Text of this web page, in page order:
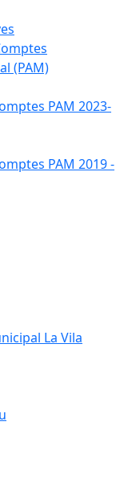
(PAM)
PAM 2023-
PAM 2019 -
La Vila